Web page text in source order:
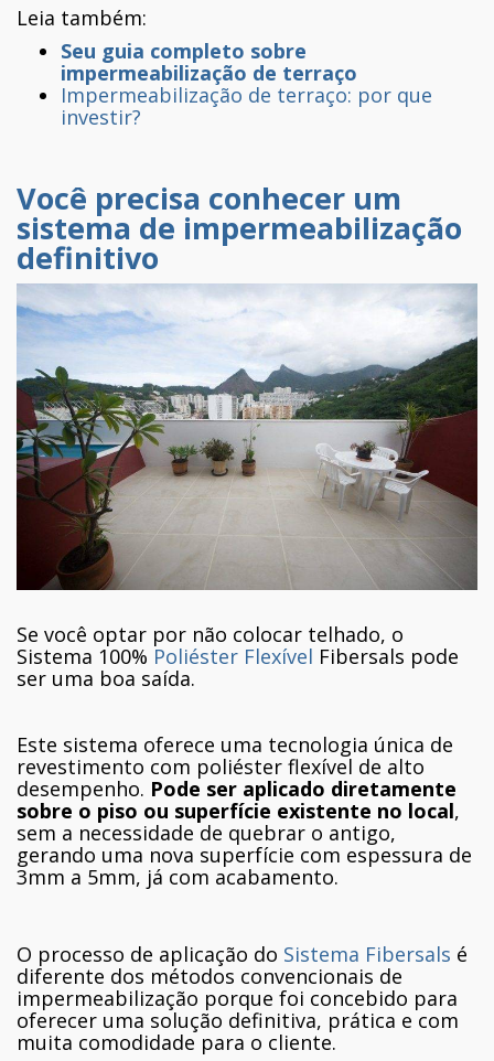
Leia também:
Seu guia completo sobre
impermeabilização de terraço
Impermeabilização de terraço: por que
investir?
Você precisa conhecer um
sistema de impermeabilização
definitivo
Se você optar por não colocar telhado, o
Sistema 100% Poliéster Flexível Fibersals pode
ser uma boa saída.
Este sistema oferece uma tecnologia única de
revestimento com poliéster flexível de alto
desempenho. Pode ser aplicado diretamente
sobre o piso ou superfície existente no local,
sem a necessidade de quebrar o antigo,
gerando uma nova superfície com espessura de
3mm a 5mm, já com acabamento.
O processo de aplicação do Sistema Fibersals é
diferente dos métodos convencionais de
impermeabilização porque foi concebido para
oferecer uma solução definitiva, prática e com
muita comodidade para o cliente.